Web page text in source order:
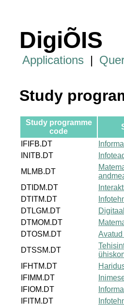
DigiÕIS
Applications |
Study
Study programme
code
IFIFB.DT
INITB.DT
MLMB.DT
DTIDM.DT
DTITM.DT
DTLGM.DT
DTMOM.DT
DTOSM.DT
DTSSM.DT
IFHTM.DT
IFIMM.DT
IFIOM.DT
IFITM.DT